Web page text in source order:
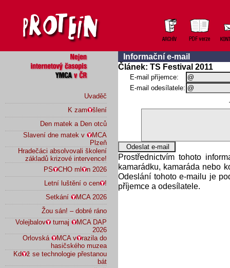
Uvaděč
K zam
šlení
Den matek a Den otců
Slavení dne matek v
MCA
Plzeň
Hradečáci absolvovali školení
základů krizové intervence!
PS
CHO ml
n 2026
Letní luštění o cen
!
Setkání
MCA 2026
Žou sán! – dobré ráno
Volejbalov
turnaj
MCA DAP
2026
Orlovská
MCA v
razila do
hasičského muzea
Kd
ž se technologie přestanou
bát
Informační e-mail
Článek: TS Festival 2011
E-mail příjemce:
E-mail odesílatele:
Prostřednictvím tohoto
kamarádku, kamaráda nebo
Odeslání tohoto e-mailu je
příjemce a odesílatele.